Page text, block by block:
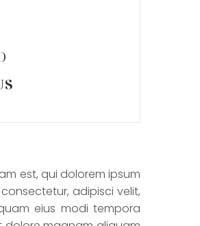
est, qui dolorem ipsum
adipisci velit,
eius modi tempora